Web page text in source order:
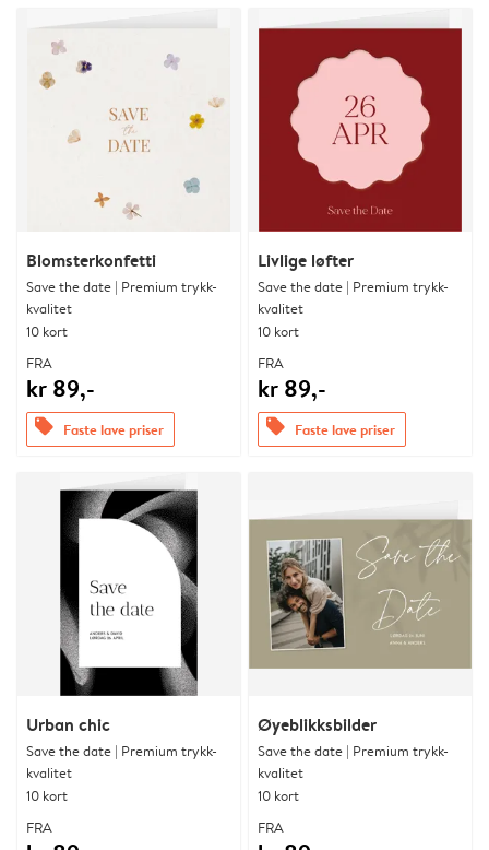
Blomsterkonfetti
Save the date | Premium trykk-
kvalitet
10 kort
FRA
kr 89,-
offers Faste lave priser
Livlige løfter
Save the date | Premium trykk-
kvalitet
10 kort
FRA
kr 89,-
offers Faste lave priser
Urban chic
Save the date | Premium trykk-
kvalitet
10 kort
FRA
Øyeblikksbilder
Save the date | Premium trykk-
kvalitet
10 kort
FRA